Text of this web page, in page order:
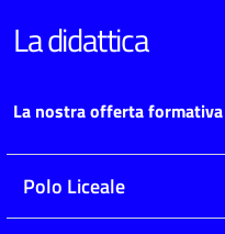
La didattica
La nostra offerta formativa
Polo Liceale